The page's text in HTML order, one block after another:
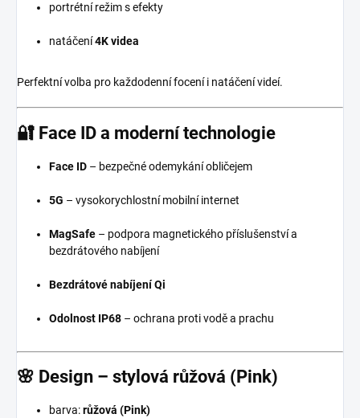
portrétní režim s efekty
natáčení4K videa
Perfektní volba pro každodenní focení i natáčení videí.
🔐 Face ID a moderní technologie
Face ID – bezpečné odemykání obličejem
5G – vysokorychlostní mobilní internet
MagSafe – podpora magnetického příslušenství a
bezdrátového nabíjení
Bezdrátové nabíjení Qi
Odolnost IP68 – ochrana proti vodě a prachu
🌸 Design – stylová růžová (Pink)
barva:růžová (Pink)